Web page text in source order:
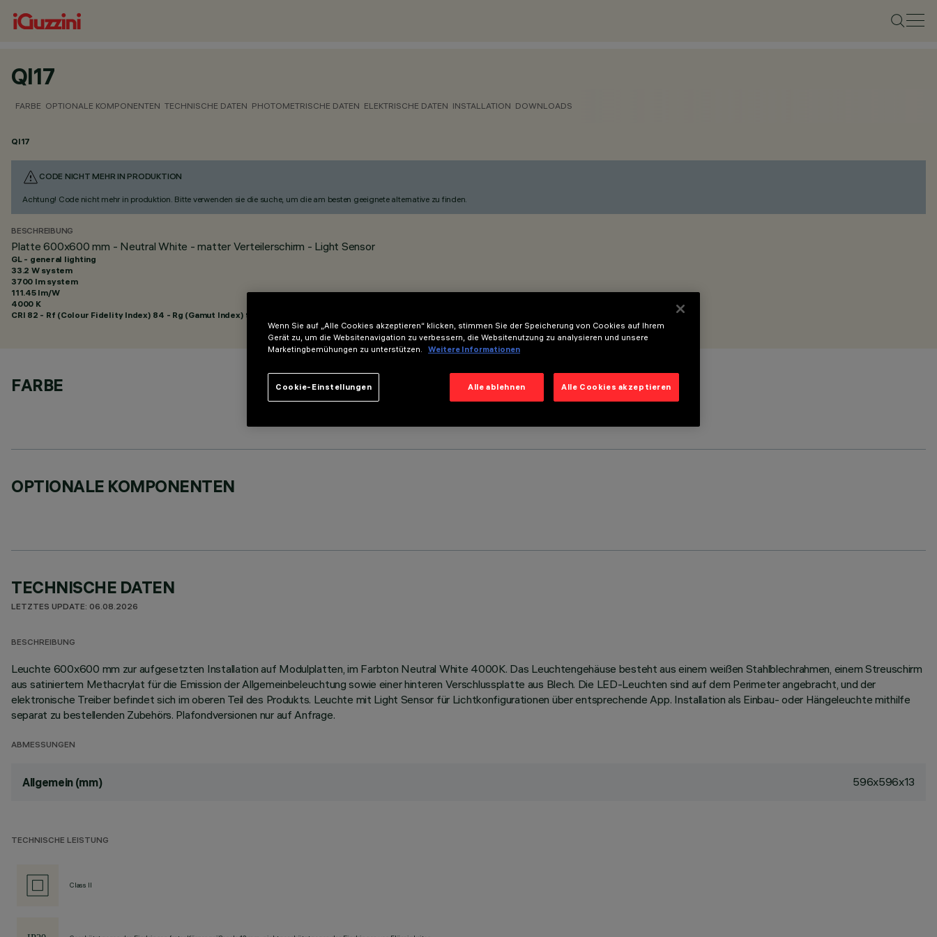
QI17
FARBE OPTIONALE KOMPONENTEN TECHNISCHE DATEN PHOTOMETRISCHE DATEN ELEKTRISCHE DATEN INSTALLATION DOWNLOADS
QI17
CODE NICHT MEHR IN PRODUKTION
Achtung! Code nicht mehr in produktion. Bitte verwenden sie die suche, um die am besten geeignete alternative zu finden.
BESCHREIBUNG
Platte 600x600 mm - Neutral White - matter Verteilerschirm - Light Sensor
GL - general lighting
33.2 W system
3700 lm system
111.45 lm/W
4000 K
CRI 82 - Rf (Colour Fidelity Index) 84 - Rg (Gamut Index) 95
FARBE
OPTIONALE KOMPONENTEN
TECHNISCHE DATEN
LETZTES UPDATE: 06.08.2026
BESCHREIBUNG
Leuchte 600x600 mm zur aufgesetzten Installation auf Modulplatten, im Farbton Neutral White 4000K. Das Leuchtengehäuse besteht aus einem weißen Stahlblechrahmen, einem Streuschirm
aus satiniertem Methacrylat für die Emission der Allgemeinbeleuchtung sowie einer hinteren Verschlussplatte aus Blech. Die LED-Leuchten sind auf dem Perimeter angebracht, und der
elektronische Treiber befindet sich im oberen Teil des Produkts. Leuchte mit Light Sensor für Lichtkonfigurationen über entsprechende App. Installation als Einbau- oder Hängeleuchte mithilfe
separat zu bestellenden Zubehörs. Plafondversionen nur auf Anfrage.
ABMESSUNGEN
Allgemein (mm) 596x596x13
TECHNISCHE LEISTUNG
Class II
Wenn Sie auf „Alle Cookies akzeptieren“ klicken, stimmen Sie der Speicherung von Cookies auf Ihrem
Gerät zu, um die Websitenavigation zu verbessern, die Websitenutzung zu analysieren und unsere
Marketingbemühungen zu unterstützen.
Weitere Informationen
Alle ablehnen Alle Cookies akzeptieren
Cookie-Einstellungen